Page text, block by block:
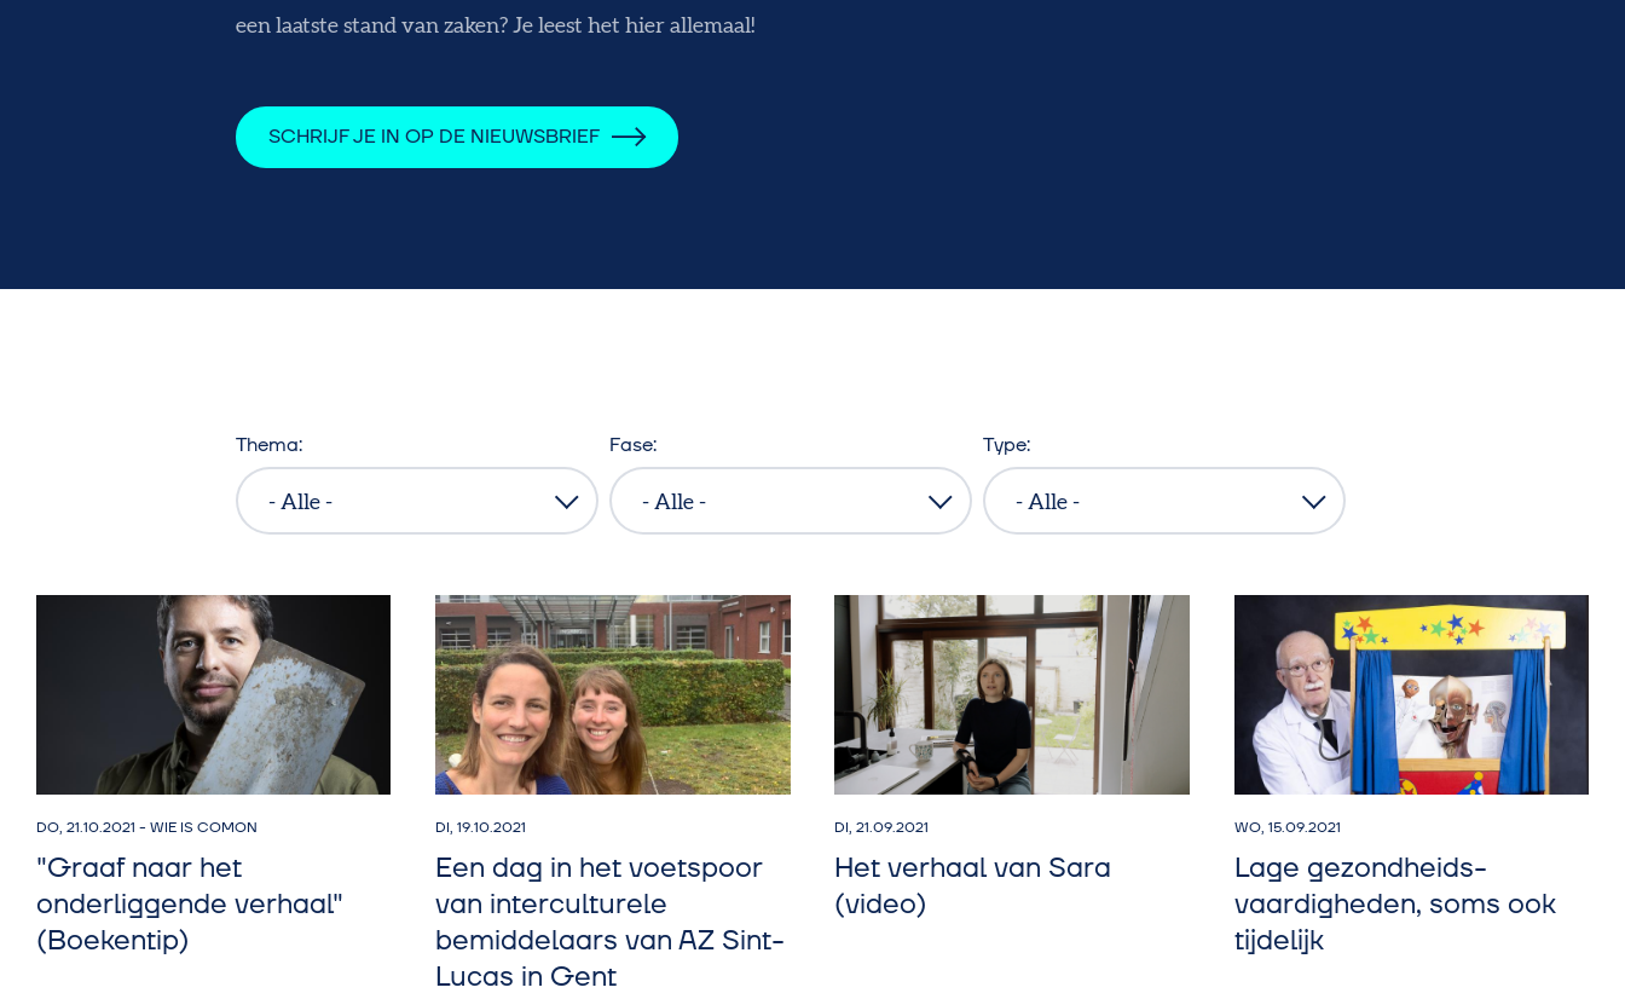
een laatste stand van zaken? Je leest het hier allemaal!
SCHRIJF JE IN OP DE NIEUWSBRIEF
Thema Fase Type
DO, 21.10.2021 - WIE IS COMON
"Graaf naar het
onderliggende verhaal"
(Boekentip)
DI, 19.10.2021
Een dag in het voetspoor
van interculturele
bemiddelaars van AZ Sint-
Lucas in Gent
DI, 21.09.2021
Het verhaal van Sara
(video)
WO, 15.09.2021
Lage gezondheids­
vaardigheden, soms ook
tijdelijk